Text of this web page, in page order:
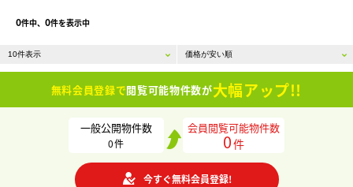
0件中、 0件を表示中
無料会員登録で閲覧可能物件数が大幅アップ!!
一般公開物件数
0件
会員閲覧可能物件数
0件
今すぐ無料会員登録!